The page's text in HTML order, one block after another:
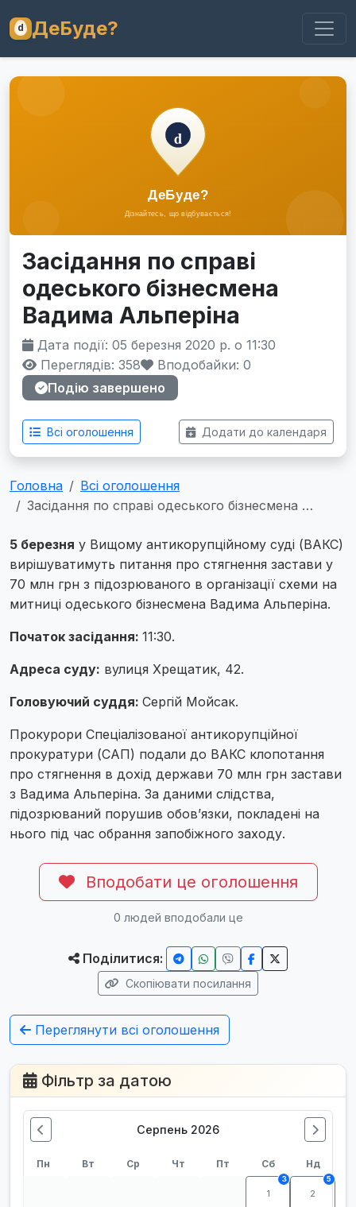
ДеБуде?
Засідання по справі
одеського бізнесмена
Вадима Альперіна
Дата події: 05 березня 2020 р. о 11:30
Переглядів: 358
Вподобайки: 0
Подію завершено
Всі оголошення Додати до календаря
Головна
Всі оголошення
Засідання по справі одеського бізнесмена …
5 березня у Вищому антикорупційному суді (ВАКС)
вирішуватимуть питання про стягнення застави у
70 млн грн з підозрюваного в організації схеми на
митниці одеського бізнесмена Вадима Альперіна.
Початок засідання: 11:30.
Адреса суду: вулиця Хрещатик, 42.
Головуючий суддя: Сергій Мойсак.
Прокурори Спеціалізованої антикорупційної
прокуратури (САП) подали до ВАКС клопотання
про стягнення в дохід держави 70 млн грн застави
з Вадима Альперіна. За даними слідства,
підозрюваний порушив обов’язки, покладені на
нього під час обрання запобіжного заходу.
Вподобати це оголошення
0 людей вподобали це
Поділитися:
Скопіювати посилання
Переглянути всі оголошення
Фільтр за датою
Серпень 2026
Пн Вт Ср Чт Пт Сб Нд
1
3
2
5